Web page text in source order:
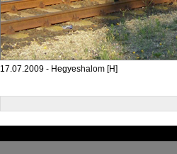
17.07.2009 - Hegyeshalom [H]